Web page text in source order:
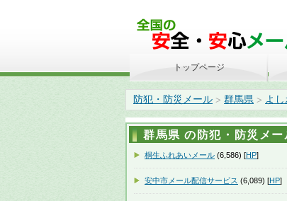
防犯・防災メール > 群馬県 > よ
トップページ
群馬県 の防犯・防災メ
桐生ふれあいメール (6,586) [HP]
安中市メール配信サービス (6,089) [HP]